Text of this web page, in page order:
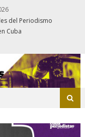
del Periodismo
Cuba